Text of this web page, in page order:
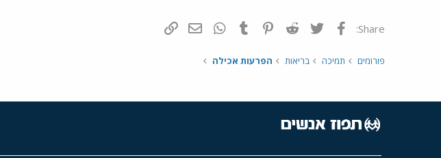
Share: פייסבוק Twitter
Reddit
Pinterest
Tumblr
WhatsAppדואר אלקטרוני
פורומים תמיכה בריאות הפרעות אכילה